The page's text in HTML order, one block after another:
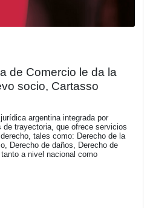
al Impacto:
en la
de inteligencia artificial